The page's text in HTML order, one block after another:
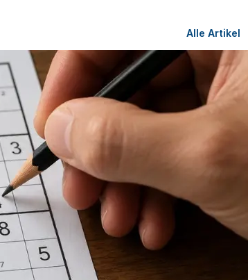
Alle Artikel